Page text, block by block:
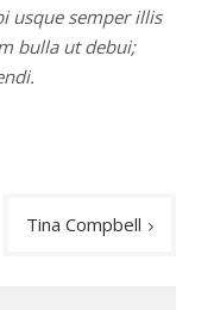
usque semper illis
bulla ut debui;
Tina Compbell